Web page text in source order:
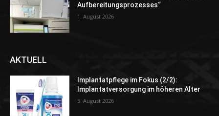
Aufbereitungsprozesses“
1. August 2026
AKTUELL
Implantatpflege im Fokus (2/2):
Implantatversorgung im höheren Alter
5. August 2026